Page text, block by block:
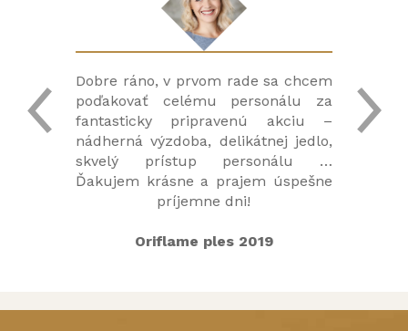
Dobre ráno, v prvom rade sa chcem
poďakovať celému personálu za
fantasticky pripravenú akciu –
nádherná výzdoba, delikátnej jedlo,
skvelý prístup personálu …
Ďakujem krásne a prajem úspešne
príjemne dni!
Oriflame ples 2019